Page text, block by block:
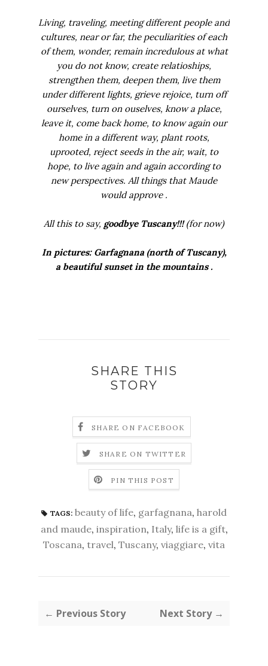
Living, traveling, meeting different people and
cultures, near or far, the peculiarities of each
of them, wonder, remain incredulous at what
you do not know, create relatioships,
strengthen them, deepen them, live them
under different lights, grieve rejoice, turn off
ourselves, turn on ouselves, know a place,
leave it, come back home, to know again our
home in a different way, plant roots,
uprooted, reject seeds in the air, wait, to
hope, to live again and again according to
new perspectives. All things that Maude
would approve .
All this to say, goodbye Tuscany!!!(for now)
In pictures: Garfagnana (north of Tuscany),
a beautiful sunset in the mountains .
SHARE THIS
STORY
SHARE ON FACEBOOK
SHARE ON TWITTER
PIN THIS POST
TAGS: beauty of life, garfagnana, harold
and maude, inspiration, Italy, life is a gift,
Toscana, travel, Tuscany, viaggiare, vita
← Previous Story Next Story →